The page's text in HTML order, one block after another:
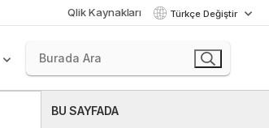
Qlik Kaynakları Türkçe Değiştir
BU SAYFADA